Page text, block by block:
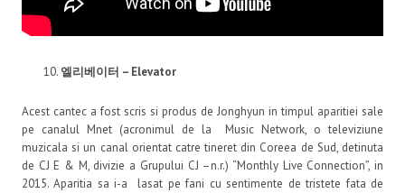
엘리베이터 – Elevator
Acest cantec a fost scris si produs de Jonghyun in timpul aparitiei sale
pe canalul Mnet (acronimul de la Music Network, o televiziune
muzicala si un canal orientat catre tineret din Coreea de Sud, detinuta
de CJ E & M, divizie a Grupului CJ –n.r.) “Monthly Live Connection”, in
2015. Aparitia sa i-a lasat pe fani cu sentimente de tristete fata de